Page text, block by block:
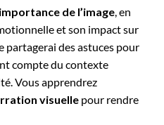
importance de l’image, en
et son impact sur
partagerai des astuces pour
compte du contexte
Vous apprendrez
visuelle pour rendre